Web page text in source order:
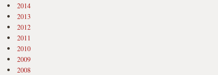
2014
2013
2012
2011
2010
2009
2008